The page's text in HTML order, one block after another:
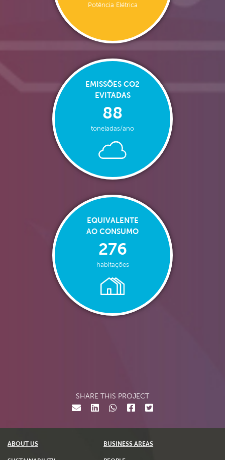
Potência Elétrica
EMISSÕES CO2
EVITADAS
88
toneladas/ano
EQUIVALENTE
AO CONSUMO
276
habitações
SHARE THIS PROJECT
ABOUT US BUSINESS AREAS